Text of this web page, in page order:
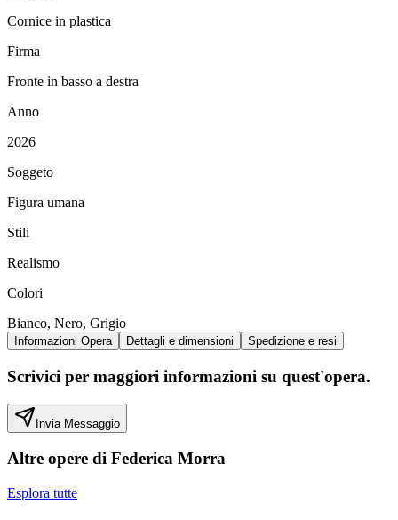
Cornice in plastica
Firma
Fronte in basso a destra
Anno
2026
Soggeto
Figura umana
Stili
Realismo
Colori
Bianco, Nero, Grigio
Informazioni Opera Dettagli e dimensioni Spedizione e resi
Scrivici per maggiori informazioni su quest'opera.
Invia Messaggio
Altre opere di Federica Morra
Esplora tutte